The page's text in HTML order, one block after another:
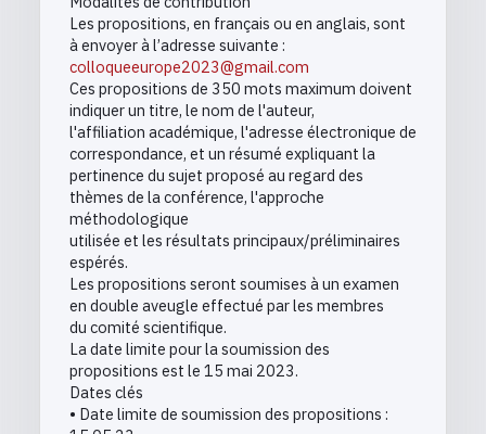
Les propositions, en français ou en anglais, sont
à envoyer à l’adresse suivante :
colloqueeurope2023@gmail.com
Ces propositions de 350 mots maximum doivent
indiquer un titre, le nom de l'auteur,
l'affiliation académique, l'adresse électronique de
correspondance, et un résumé expliquant la
pertinence du sujet proposé au regard des
thèmes de la conférence, l'approche
méthodologique
utilisée et les résultats principaux/préliminaires
espérés.
Les propositions seront soumises à un examen
en double aveugle effectué par les membres
du comité scientifique.
La date limite pour la soumission des
propositions est le 15 mai 2023.
Dates clés
• Date limite de soumission des propositions :